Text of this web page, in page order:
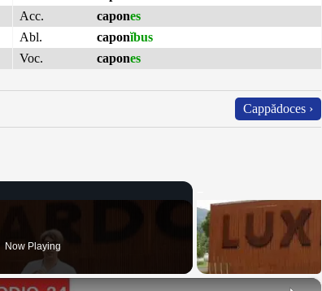
Acc.
capones
Abl.
caponĭbus
Voc.
capones
Cappădoces ›
Now Playing
×